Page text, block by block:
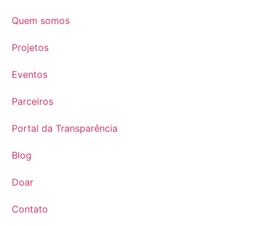
Quem somos
Projetos
Eventos
Parceiros
Portal da Transparência
Blog
Doar
Contato